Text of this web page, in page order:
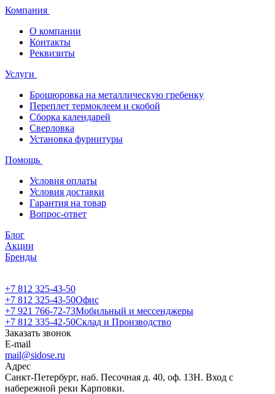
Компания
О компании
Контакты
Реквизиты
Услуги
Брошюровка на металлическую гребенку
Переплет термоклеем и скобой
Сборка календарей
Сверловка
Установка фурнитуры
Помощь
Условия оплаты
Условия доставки
Гарантия на товар
Вопрос-ответ
Блог
Акции
Бренды
+7 812 325-43-50
+7 812 325-43-50Офис
+7 921 766-72-73Мобильный и мессенджеры
+7 812 335-42-50Склад и Производство
Заказать звонок
E-mail
mail@sidose.ru
Адрес
Санкт-Петербург, наб. Песочная д. 40, оф. 13Н. Вход с
набережной реки Карповки.